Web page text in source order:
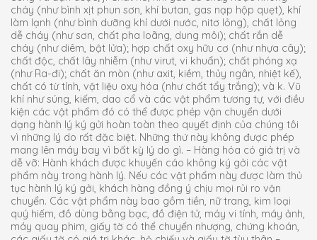
cháy (như bình xịt phun sơn, khí butan, gas nạp hộp quẹt), khí
làm lạnh (như bình dưỡng khí dưới nước, nitơ lỏng), chất lỏng
dễ cháy (như sơn, chất pha loãng, dung môi); chất rắn dễ
cháy (như diêm, bật lửa); hợp chất oxy hữu cơ (như nhựa cây);
chất độc, chất lây nhiễm (như virut, vi khuẩn); chất phóng xạ
(như Ra-đi); chất ăn mòn (như axit, kiềm, thủy ngân, nhiệt kế),
chất có từ tính, vật liệu oxy hóa (như chất tẩy trắng); và k. Vũ
khí như súng, kiếm, dao cổ và các vật phẩm tương tự, với điều
kiện các vật phẩm đó có thể được phép vận chuyển dưới
dạng hành lý ký gửi hoàn toàn theo quyết định của chúng tôi
vì những lý do rất đặc biệt. Những thứ này không được phép
mang lên máy bay vì bất kỳ lý do gì. – Hàng hóa có giá trị và
dễ vỡ: Hành khách được khuyến cáo không ký gởi các vật
phẩm này trong hành lý. Nếu các vật phẩm này được làm thủ
tục hành lý ký gởi, khách hàng đồng ý chịu mọi rủi ro vận
chuyển. Các vật phẩm này bao gồm tiền, nữ trang, kim loại
quý hiếm, đồ dùng bằng bạc, đồ điện tử, máy vi tính, máy ảnh,
máy quay phim, giấy tờ có thể chuyển nhượng, chứng khoán,